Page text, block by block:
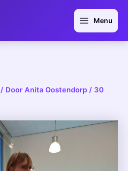
Main
Menu
/ Door Anita Oostendorp / 30